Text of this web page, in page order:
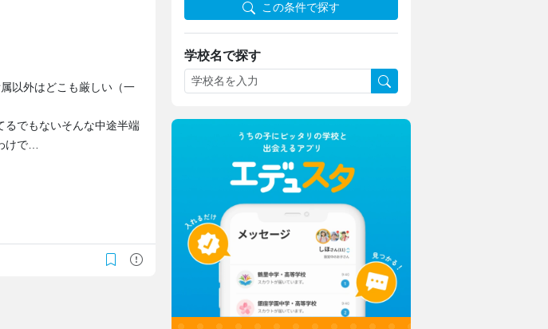
以外はどこも厳しい（一
るでもないそんな中途半端
けで…
この条件で探す
学校名で探す